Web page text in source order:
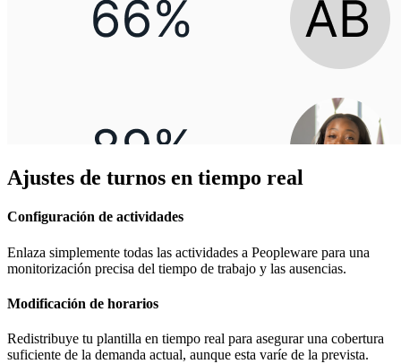
Ajustes de turnos en tiempo real
Configuración de actividades
Enlaza simplemente todas las actividades a Peopleware para una
monitorización precisa del tiempo de trabajo y las ausencias.
Modificación de horarios
Redistribuye tu plantilla en tiempo real para asegurar una cobertura
suficiente de la demanda actual, aunque esta varíe de la prevista.